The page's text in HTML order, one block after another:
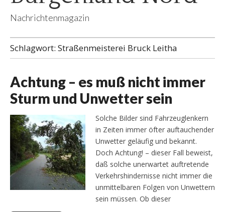
Nachrichtenmagazin
Schlagwort: Straßenmeisterei Bruck Leitha
Achtung – es muß nicht immer
Sturm und Unwetter sein
Solche Bilder sind Fahrzeuglenkern
in Zeiten immer öfter auftauchender
Unwetter geläufig und bekannt.
Doch Achtung! – dieser Fall beweist,
daß solche unerwartet auftretende
Verkehrshindernisse nicht immer die
unmittelbaren Folgen von Unwettern
sein müssen. Ob dieser